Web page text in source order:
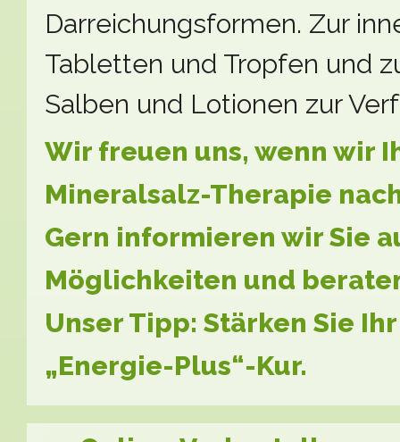
Darreichungsformen. Zur
Tabletten und Tropfen und
Salben und Lotionen zur
Wir freuen uns, wenn wir
Mineralsalz-Therapie
Gern informieren wir Sie
Möglichkeiten und
Unser Tipp: Stärken Sie
„Energie-Plus“-Kur.